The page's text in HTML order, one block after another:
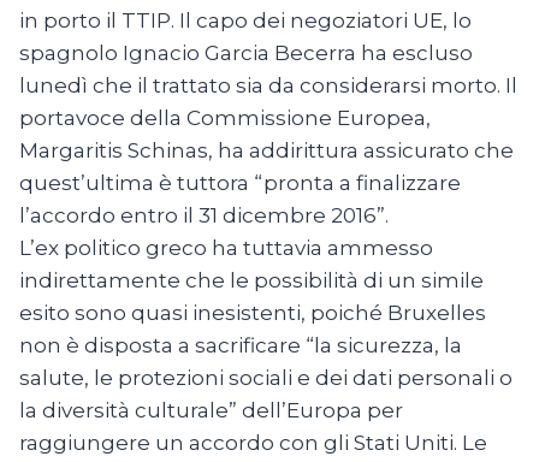
in porto il TTIP. Il capo dei negoziatori UE, lo
spagnolo Ignacio Garcia Becerra ha escluso
lunedì che il trattato sia da considerarsi morto. Il
portavoce della Commissione Europea,
Margaritis Schinas, ha addirittura assicurato che
quest’ultima è tuttora “pronta a finalizzare
l’accordo entro il 31 dicembre 2016”.
L’ex politico greco ha tuttavia ammesso
indirettamente che le possibilità di un simile
esito sono quasi inesistenti, poiché Bruxelles
non è disposta a sacrificare “la sicurezza, la
salute, le protezioni sociali e dei dati personali o
la diversità culturale” dell’Europa per
raggiungere un accordo con gli Stati Uniti. Le